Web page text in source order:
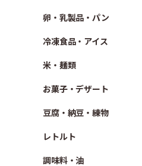
卵・乳製品・パン
冷凍食品・アイス
米・麺類
お菓子・デザート
豆腐・納豆・練物
レトルト
調味料・油